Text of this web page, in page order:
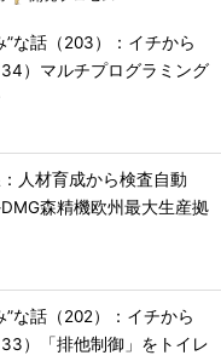
”な話（203）：イチから
）マルチプログラミング
人材育成から検査自動
森精機欧州最大生産拠
”な話（202）：イチから
）「排他制御」をトイレ